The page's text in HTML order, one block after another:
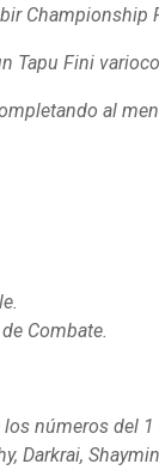
Championship
Tapu Fini
al
Combate.
números del
Darkrai,